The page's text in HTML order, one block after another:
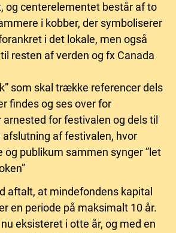
centerelementet består af to
i kobber, der symboliserer
i det lokale, men også
resten af verden og fx Canada
som skal trække referencer dels
findes og ses over for
for festivalen og dels til
af festivalen, hvor
og publikum sammen synger ”let
aftalt, at mindefondens kapital
en periode på maksimalt 10 år.
eksisteret i otte år, og med en